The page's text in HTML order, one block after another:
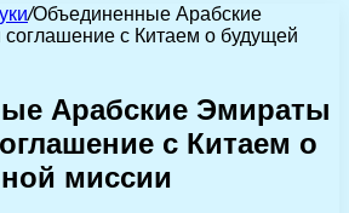
/Объединенные Арабские
с Китаем о будущей
Арабские Эмираты
с Китаем о
миссии